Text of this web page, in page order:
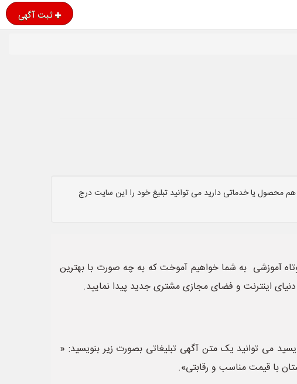
ثبت آگهی
محصول یا خدماتی دارید می توانید تبلیغ خود را این سایت درج
آموزشی به شما خواهیم آموخت که به چه صورت با بهترین
اینترنت و فضای مجازی مشتری جدید پیدا نمایید.
می توانید یک متن آگهی تبلیغاتی بصورت زیر بنویسید: «
با قیمت مناسب و رقابتی».